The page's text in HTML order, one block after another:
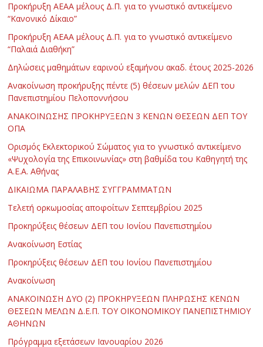
Προκήρυξη ΑΕΑΑ μέλους Δ.Π. για το γνωστικό αντικείμενο
“Κανονικό Δίκαιο”
Προκήρυξη ΑΕΑΑ μέλους Δ.Π. για το γνωστικό αντικείμενο
“Παλαιά Διαθήκη”
Δηλώσεις μαθημάτων εαρινού εξαμήνου ακαδ. έτους 2025-2026
Ανακοίνωση προκήρυξης πέντε (5) θέσεων μελών ΔΕΠ του
Πανεπιστημίου Πελοποννήσου
ΑΝΑΚΟΙΝΩΣΗΣ ΠΡΟΚΗΡΥΞΕΩΝ 3 ΚΕΝΩΝ ΘΕΣΕΩΝ ΔΕΠ ΤΟΥ
ΟΠΑ
Ορισμός Εκλεκτορικού Σώματος για το γνωστικό αντικείμενο
«Ψυχολογία της Επικοινωνίας» στη βαθμίδα του Καθηγητή της
Α.Ε.Α. Αθήνας
ΔΙΚΑΙΩΜΑ ΠΑΡΑΛΑΒΗΣ ΣΥΓΓΡΑΜΜΑΤΩΝ
Τελετή ορκωμοσίας αποφοίτων Σεπτεμβρίου 2025
Προκηρύξεις θέσεων ΔΕΠ του Ιονίου Πανεπιστημίου
Ανακοίνωση Εστίας
Προκηρύξεις θέσεων ΔΕΠ του Ιονίου Πανεπιστημίου
Ανακοίνωση
ΑΝΑΚΟΙΝΩΣΗ ΔΥΟ (2) ΠΡΟΚΗΡΥΞΕΩΝ ΠΛΗΡΩΣΗΣ ΚΕΝΩΝ
ΘΕΣΕΩΝ ΜΕΛΩΝ Δ.Ε.Π. ΤΟΥ ΟΙΚΟΝΟΜΙΚΟΥ ΠΑΝΕΠΙΣΤΗΜΙΟΥ
ΑΘΗΝΩΝ
Πρόγραμμα εξετάσεων Ιανουαρίου 2026